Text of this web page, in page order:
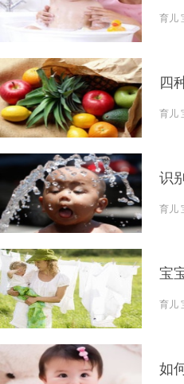
育
四
育
识
育
宝
育
如